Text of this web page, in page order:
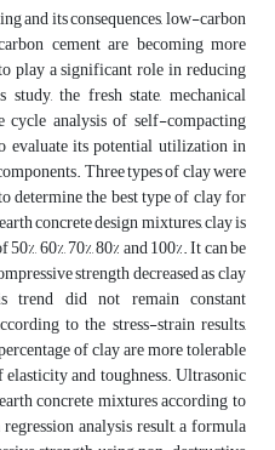
and its consequences, low-carbon
cement are becoming more
play a significant role in reducing
the fresh state, mechanical
cycle analysis of self-compacting
evaluate its potential utilization in
Three types of clay were
determine the best type of clay for
concrete design mixtures, clay is
60%, 70%, 80% and 100%. It can be
strength decreased as clay
trend did not remain constant
to the stress-strain results,
of clay are more tolerable
and toughness. Ultrasonic
concrete mixtures according to
analysis result, a formula